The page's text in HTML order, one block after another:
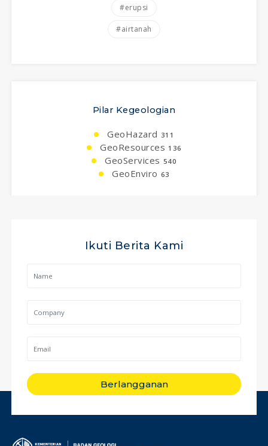
#erupsi
#airtanah
Pilar Kegeologian
GeoHazard 311
GeoResources 136
GeoServices 540
GeoEnviro 63
Ikuti Berita Kami
Berlangganan